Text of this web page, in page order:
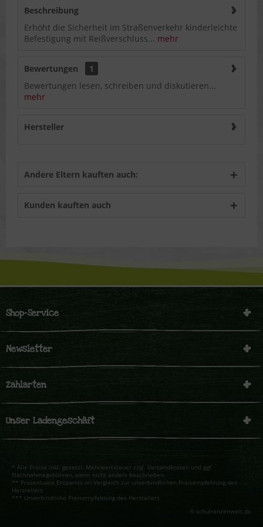
Beschreibung
Erhöht die Sicherheit im Straßenverkehr kinderleichte
Befestigung mit Reißverschluss... mehr
Bewertungen
1
Bewertungen lesen, schreiben und diskutieren...
mehr
Hersteller
Andere Eltern kauften auch:
Kunden kauften auch
Shop-Service
Newsletter
Zahlarten
Unser Ladengeschäft
* Alle Preise inkl. gesetzl. Mehrwertsteuer zzgl. Versandkosten und ggf.
Nachnahmegebühren, wenn nicht anders beschrieben.
** Prozentuale Ersparnis im Vergleich zur unverbindlichen Preisempfehlung des
Herstellers
*** Unverbindliche Preisempfehlung des Herstellers
© schulranzenwelt.de